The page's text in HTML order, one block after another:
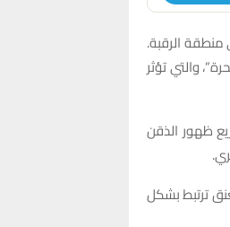
منطقة الرقبة.
والتي تؤثر
ظهور الذقن
ترتبط بشكل